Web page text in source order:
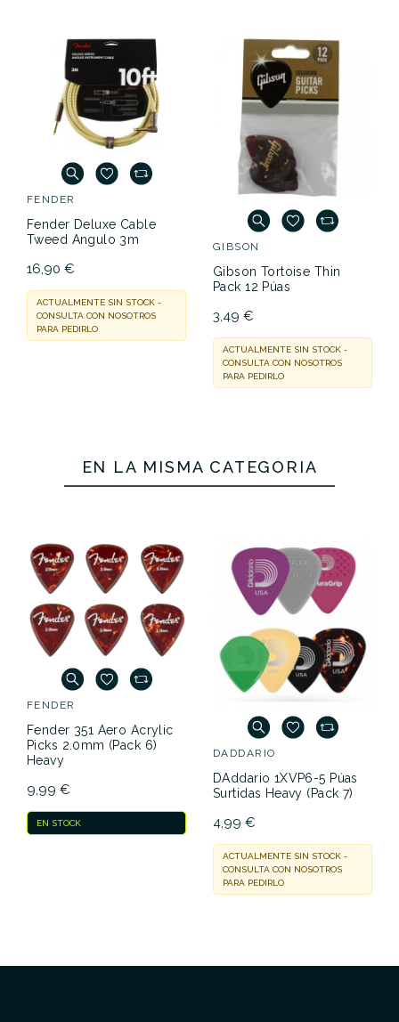
FENDER
Fender Deluxe Cable
Tweed Angulo 3m
16,90 €
ACTUALMENTE SIN STOCK -
CONSULTA CON NOSOTROS
PARA PEDIRLO
GIBSON
Gibson Tortoise Thin
Pack 12 Púas
3,49 €
ACTUALMENTE SIN STOCK -
CONSULTA CON NOSOTROS
PARA PEDIRLO
EN LA MISMA CATEGORÍA
FENDER
Fender 351 Aero Acrylic
Picks 2.0mm (Pack 6)
Heavy
9,99 €
EN STOCK
DADDARIO
DAddario 1XVP6-5 Púas
Surtidas Heavy (Pack 7)
4,99 €
ACTUALMENTE SIN STOCK -
CONSULTA CON NOSOTROS
PARA PEDIRLO